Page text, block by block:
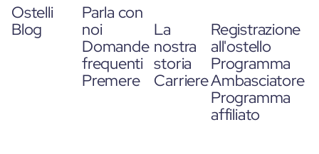
Ostelli
Blog
Parla con
noi
Domande
frequenti
Premere
La
nostra
storia
Carriere
Registrazione
all'ostello
Programma
Ambasciatore
Programma
affiliato